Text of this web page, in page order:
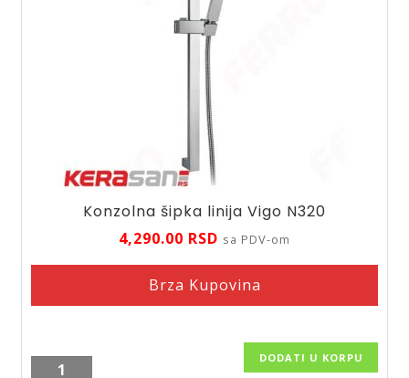
Konzolna šipka linija Vigo N320
4,290.00 RSD sa PDV-om
Brza Kupovina
Konzolna
DODATI U KORPU